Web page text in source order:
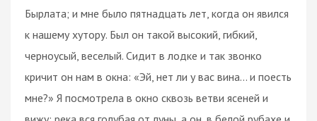
Бырлата; и мне было пятнадцать лет, когда он явился
к нашему хутору. Был он такой высокий, гибкий,
черноусый, веселый. Сидит в лодке и так звонко
кричит он нам в окна: «Эй, нет ли у вас вина... и поесть
мне?» Я посмотрела в окно сквозь ветви ясеней и